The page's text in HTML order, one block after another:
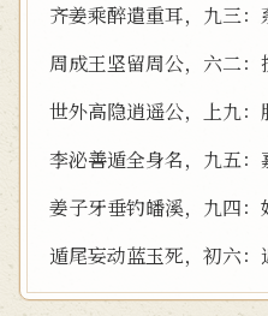
齐姜乘醉遣重耳，九三
周成王坚留周公，六二
世外高隐逍遥公，上九：
李泌善遁全身名，九五：
姜子牙垂钓皤溪，九四
遁尾妄动蓝玉死，初六